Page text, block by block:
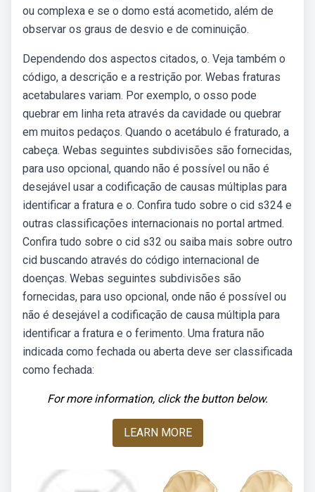
ou complexa e se o domo está acometido, além de
observar os graus de desvio e de cominuição.
Dependendo dos aspectos citados, o. Veja também o
código, a descrição e a restrição por. Webas fraturas
acetabulares variam. Por exemplo, o osso pode
quebrar em linha reta através da cavidade ou quebrar
em muitos pedaços. Quando o acetábulo é fraturado, a
cabeça. Webas seguintes subdivisões são fornecidas,
para uso opcional, quando não é possível ou não é
desejável usar a codificação de causas múltiplas para
identificar a fratura e o. Confira tudo sobre o cid s324 e
outras classificações internacionais no portal artmed.
Confira tudo sobre o cid s32 ou saiba mais sobre outro
cid buscando através do código internacional de
doenças. Webas seguintes subdivisões são
fornecidas, para uso opcional, onde não é possível ou
não é desejável a codificação de causa múltipla para
identificar a fratura e o ferimento. Uma fratura não
indicada como fechada ou aberta deve ser classificada
como fechada:
For more information, click the button below.
LEARN MORE